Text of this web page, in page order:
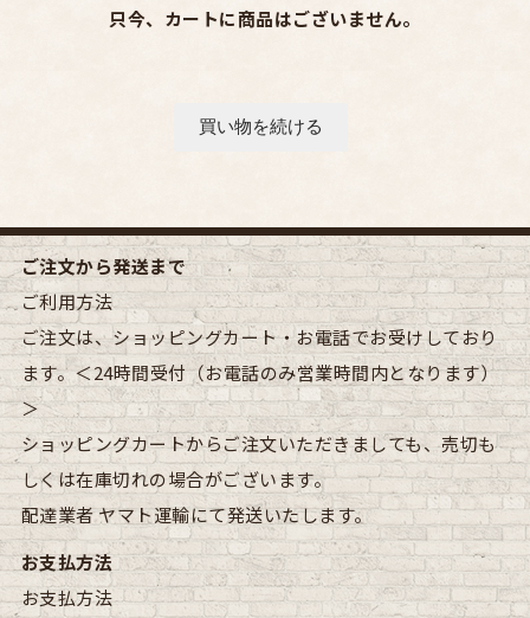
只今、カートに商品はございません。
ご注文から発送まで
ご利用方法
ご注文は、ショッピングカート・お電話でお受けしており
ます。＜24時間受付（お電話のみ営業時間内となります）
＞
ショッピングカートからご注文いただきましても、売切も
しくは在庫切れの場合がございます。
配達業者 ヤマト運輸にて発送いたします。
お支払方法
お支払方法